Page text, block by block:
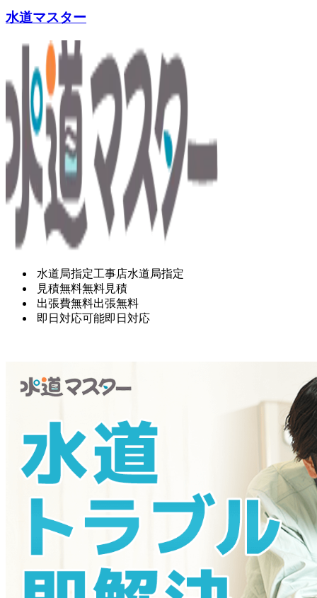
水道マスター
水道局指定工事店水道局指定
見積無料無料見積
出張費無料出張無料
即日対応可能即日対応